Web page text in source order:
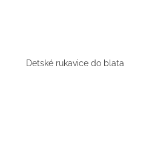
Detské rukavice do blata